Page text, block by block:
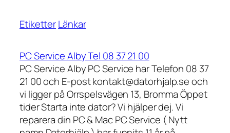
EtiketterLänkar
PC Service Alby Tel 08 37 21 00
PC Service Alby PC Service har Telefon 08 37
21 00 och E-post kontakt@datorhjalp.se och
vi ligger på Orrspelsvägen 13, Bromma Öppet
tider Starta inte dator? Vi hjälper dej. Vi
reparera din PC & Mac PC Service ( Nytt